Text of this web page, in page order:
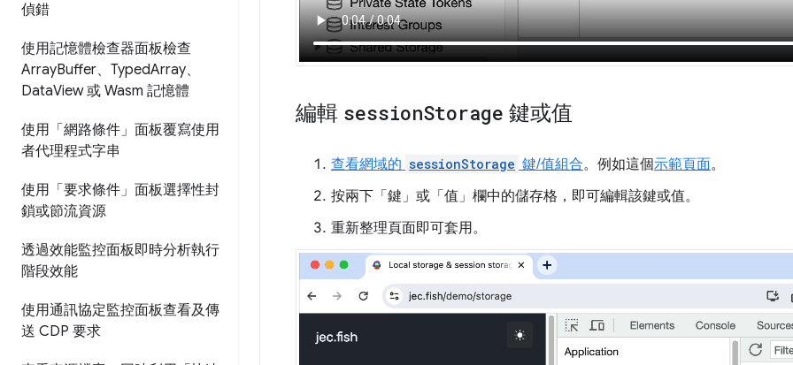
偵錯
使用記憶體檢查器面板檢查
ArrayBuffer、TypedArray、
DataView 或 Wasm 記憶體
使用「網路條件」面板覆寫使用
者代理程式字串
使用「要求條件」面板選擇性封
鎖或節流資源
透過效能監控面板即時分析執行
階段效能
使用通訊協定監控面板查看及傳
送 CDP 要求
編輯 sessionStorage 鍵或值
查看網域的 sessionStorage 鍵/值組合。例如這個示範頁面。
按兩下「鍵」 或「值」 欄中的儲存格，即可編輯該鍵或值。
重新整理頁面即可套用。